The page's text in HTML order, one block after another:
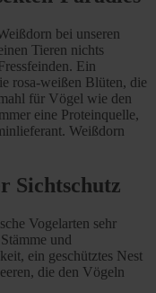
bei unseren
Tieren nichts
Ein
rosa-weißen Blüten, die
für Vögel wie den
eine Proteinquelle,
Weißdorn
Sichtschutz
Vogelarten sehr
und
ein geschütztes Nest
die den Vögeln